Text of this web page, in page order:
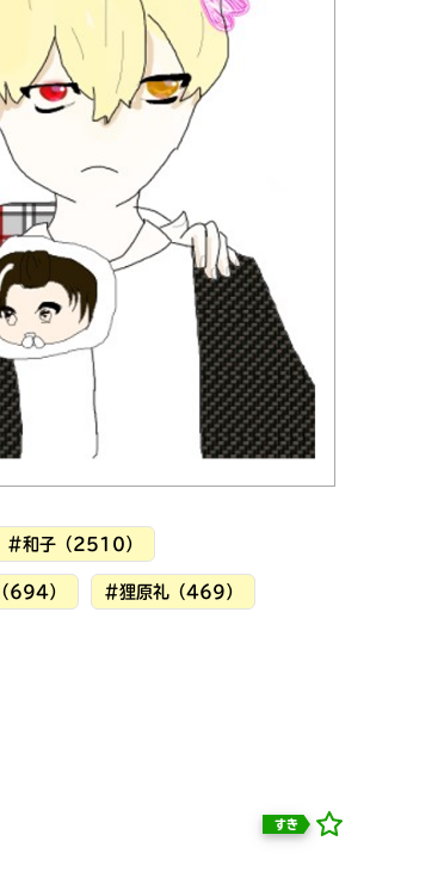
みんなとおしゃべり
#和子（2510）
694） #狸原礼（469）
すき